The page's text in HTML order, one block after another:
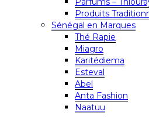
Produits
Sénégal en Marques
Thé Rapie
Miagro
Karitédiema
Esteval
Abel
Anta Fashion
Naatuu